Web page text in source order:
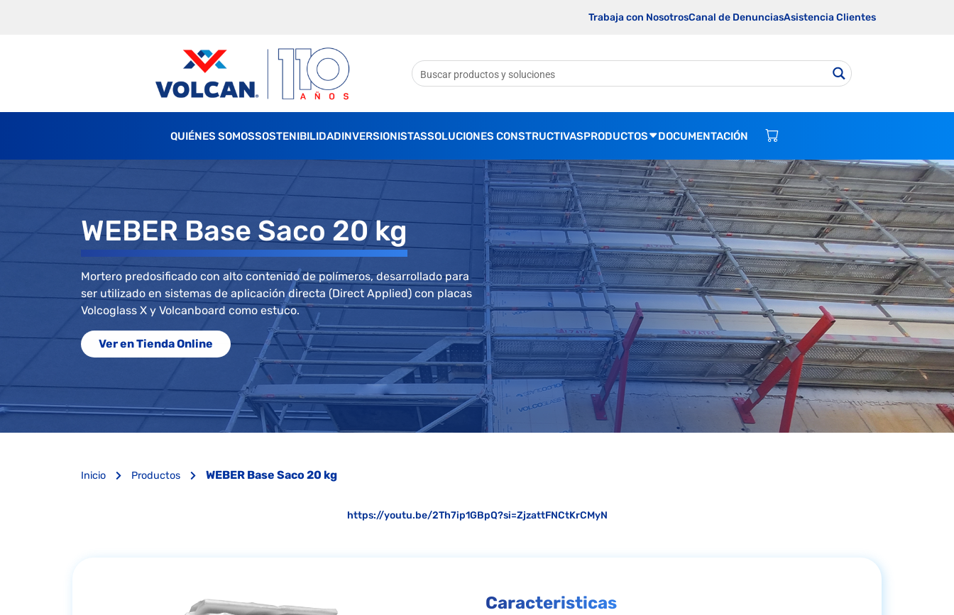
Trabaja con NosotrosCanal de DenunciasAsistencia Clientes
QUIÉNES SOMOSSOSTENIBILIDADINVERSIONISTASSOLUCIONES CONSTRUCTIVASPRODUCTOS DOCUMENTACIÓN
WEBER Base Saco 20 kg
Mortero predosificado con alto contenido de polímeros, desarrollado para
ser utilizado en sistemas de aplicación directa (Direct Applied) con placas
Volcoglass X y Volcanboard como estuco.
Ver en Tienda Online
Inicio Productos WEBER Base Saco 20 kg
https://youtu.be/2Th7ip1GBpQ?si=ZjzattFNCtKrCMyN
Caracteristicas